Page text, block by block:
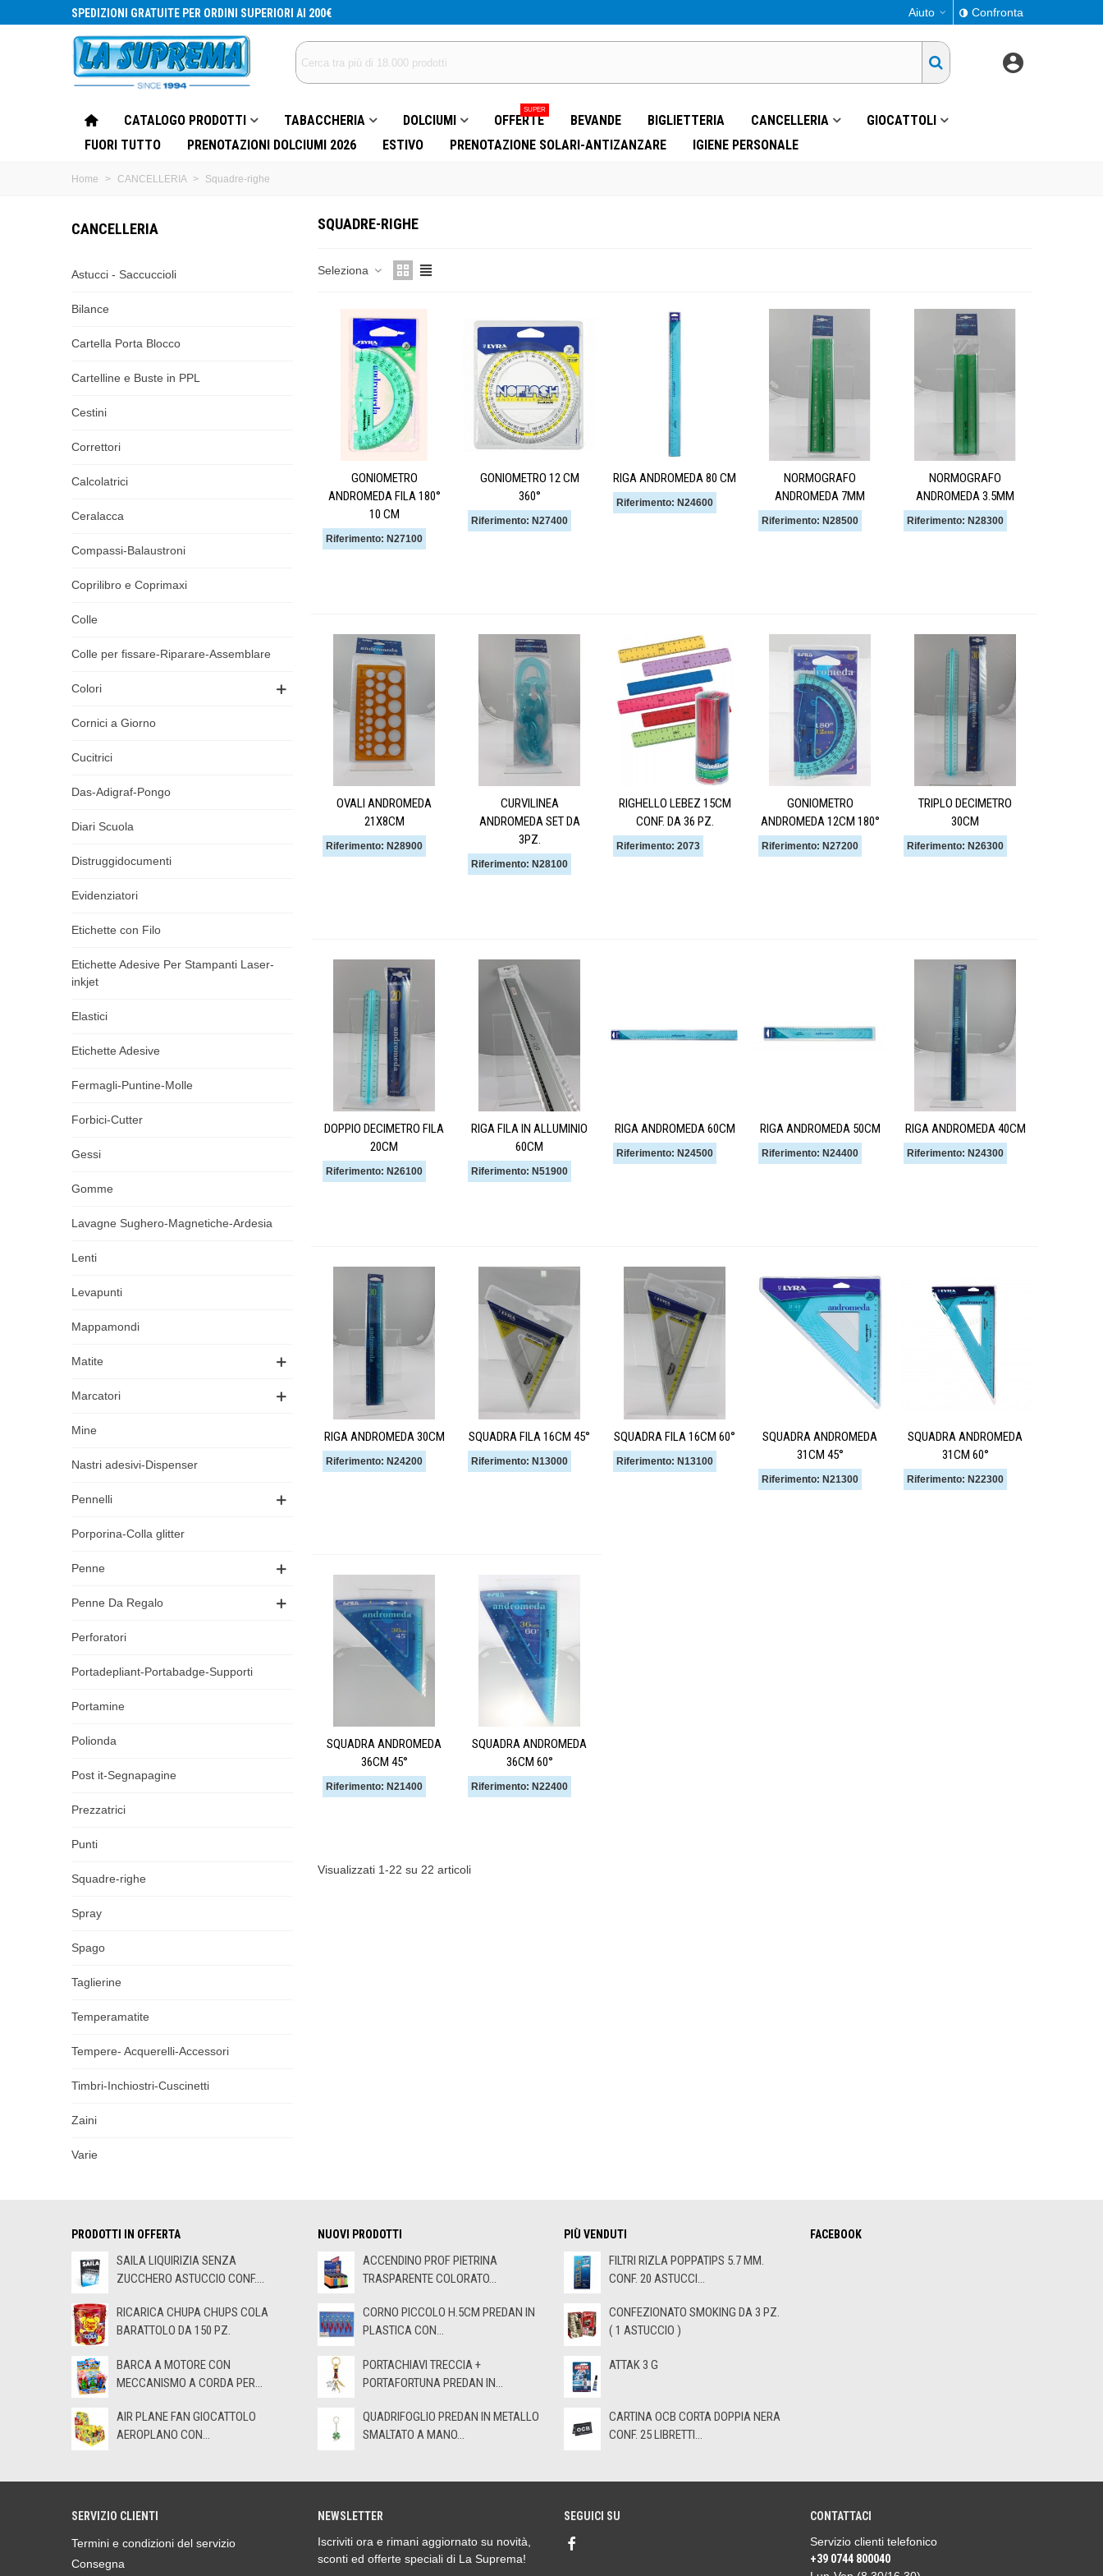
SPEDIZIONI GRATUITE PER ORDINI SUPERIORI AI 200€ Aiuto Confronta
CATALOGO PRODOTTI TABACCHERIA DOLCIUMI OFFERTE
SUPER
BEVANDE BIGLIETTERIA CANCELLERIA
GIOCATTOLI
FUORI TUTTO
PRENOTAZIONI DOLCIUMI 2026 ESTIVO PRENOTAZIONE SOLARI-ANTIZANZARE IGIENE PERSONALE
Home > CANCELLERIA > Squadre-righe
CANCELLERIA
Astucci - Saccuccioli
Bilance
Cartella Porta Blocco
Cartelline e Buste in PPL
Cestini
Correttori
Calcolatrici
Ceralacca
Compassi-Balaustroni
Coprilibro e Coprimaxi
Colle
Colle per fissare-Riparare-Assemblare
Colori
Cornici a Giorno
Cucitrici
Das-Adigraf-Pongo
Diari Scuola
Distruggidocumenti
Evidenziatori
Etichette con Filo
Etichette Adesive Per Stampanti Laser-
inkjet
Elastici
Etichette Adesive
Fermagli-Puntine-Molle
Forbici-Cutter
Gessi
Gomme
Lavagne Sughero-Magnetiche-Ardesia
Lenti
Levapunti
Mappamondi
Matite
Marcatori
Mine
Nastri adesivi-Dispenser
Pennelli
Porporina-Colla glitter
Penne
Penne Da Regalo
Perforatori
Portadepliant-Portabadge-Supporti
Portamine
Polionda
Post it-Segnapagine
Prezzatrici
Punti
Squadre-righe
Spray
Spago
Taglierine
Temperamatite
Tempere- Acquerelli-Accessori
Timbri-Inchiostri-Cuscinetti
Zaini
Varie
SQUADRE-RIGHE
Seleziona
GONIOMETRO
ANDROMEDA FILA 180°
10 CM
Riferimento: N27100
GONIOMETRO 12 CM
360°
Riferimento: N27400
RIGA ANDROMEDA 80 CM
Riferimento: N24600
NORMOGRAFO
ANDROMEDA 7MM
Riferimento: N28500
NORMOGRAFO
ANDROMEDA 3.5MM
Riferimento: N28300
OVALI ANDROMEDA
21X8CM
Riferimento: N28900
CURVILINEA
ANDROMEDA SET DA
3PZ.
Riferimento: N28100
RIGHELLO LEBEZ 15CM
CONF. DA 36 PZ.
Riferimento: 2073
GONIOMETRO
ANDROMEDA 12CM 180°
Riferimento: N27200
TRIPLO DECIMETRO
30CM
Riferimento: N26300
DOPPIO DECIMETRO FILA
20CM
Riferimento: N26100
RIGA FILA IN ALLUMINIO
60CM
Riferimento: N51900
RIGA ANDROMEDA 60CM
Riferimento: N24500
RIGA ANDROMEDA 50CM
Riferimento: N24400
RIGA ANDROMEDA 40CM
Riferimento: N24300
RIGA ANDROMEDA 30CM
Riferimento: N24200
SQUADRA FILA 16CM 45°
Riferimento: N13000
SQUADRA FILA 16CM 60°
Riferimento: N13100
SQUADRA ANDROMEDA
31CM 45°
Riferimento: N21300
SQUADRA ANDROMEDA
31CM 60°
Riferimento: N22300
SQUADRA ANDROMEDA
36CM 45°
Riferimento: N21400
SQUADRA ANDROMEDA
36CM 60°
Riferimento: N22400
Visualizzati 1-22 su 22 articoli
PRODOTTI IN OFFERTA
SAILA LIQUIRIZIA SENZA
ZUCCHERO ASTUCCIO CONF....
RICARICA CHUPA CHUPS COLA
BARATTOLO DA 150 PZ.
BARCA A MOTORE CON
MECCANISMO A CORDA PER...
AIR PLANE FAN GIOCATTOLO
AEROPLANO CON...
NUOVI PRODOTTI
ACCENDINO PROF PIETRINA
TRASPARENTE COLORATO...
CORNO PICCOLO H.5CM PREDAN IN
PLASTICA CON...
PORTACHIAVI TRECCIA +
PORTAFORTUNA PREDAN IN...
QUADRIFOGLIO PREDAN IN METALLO
SMALTATO A MANO...
PIÙ VENDUTI
FILTRI RIZLA POPPATIPS 5.7 MM.
CONF. 20 ASTUCCI...
CONFEZIONATO SMOKING DA 3 PZ.
( 1 ASTUCCIO )
ATTAK 3 G
CARTINA OCB CORTA DOPPIA NERA
CONF. 25 LIBRETTI...
FACEBOOK
SERVIZIO CLIENTI
Termini e condizioni del servizio
Consegna
NEWSLETTER
Iscriviti ora e rimani aggiornato su novità,
sconti ed offerte speciali di La Suprema!
SEGUICI SU
CONTATTACI
Servizio clienti telefonico
+39 0744 800040